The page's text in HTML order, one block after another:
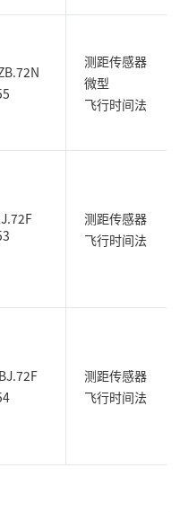
测距传感器
微型
飞行时间法
测距传感器
飞行时间法
测距传感器
飞行时间法